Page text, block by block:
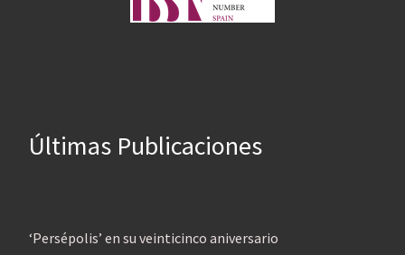
Últimas Publicaciones
‘Persépolis’ en su veinticinco aniversario